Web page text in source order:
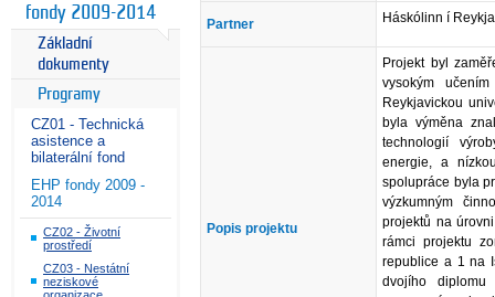
fondy 2009-2014
Základní
dokumenty
Programy
CZ01 - Technická
asistence a
bilaterální fond
EHP fondy 2009 -
2014
CZ02 - Životní
prostředí
CZ03 - Nestátní
neziskové
Partner Háskólinn í
Popis projektu
Projekt byl
vysokým
Reykjavickou
byla výměna
technologií
energie, a
spolupráce byla
výzkumným
projektů na
rámci projektu
republice a 1 na
dvojího